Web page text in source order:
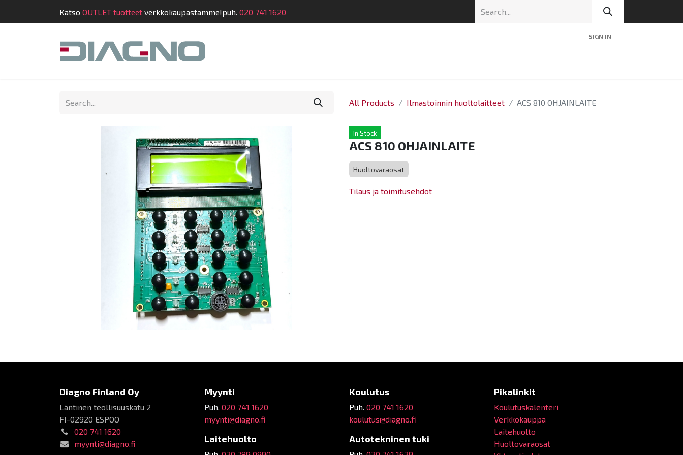
Katso OUTLET tuotteet verkkokaupastamme!puh. 020 741 1620
SIGN IN
Shop
All Products Ilmastoinnin huoltolaitteet ACS 810 OHJAINLAITE
In Stock
ACS 810 OHJAINLAITE
Huoltovaraosat
Tilaus ja toimitusehdot
Diagno Finland Oy
Läntinen teollisuuskatu 2
FI-02920 ESPOO
020 741 1620
myynti@diagno.fi
Myynti
Puh. 020 741 1620
myynti@diagno.fi
Laitehuolto
Koulutus
Puh. 020 741 1620
koulutus@diagno.fi
Autotekninen tuki
Pikalinkit
Koulutuskalenteri
Verkkokauppa
Laitehuolto
Huoltovaraosat